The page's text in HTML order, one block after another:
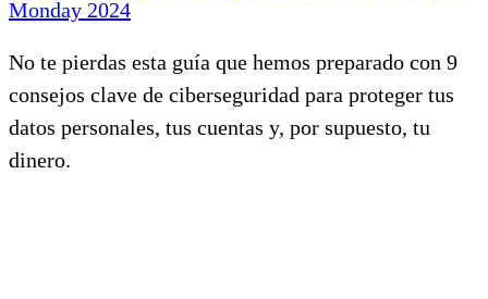
Monday 2024
No te pierdas esta guía que hemos preparado con 9
consejos clave de ciberseguridad para proteger tus
datos personales, tus cuentas y, por supuesto, tu
dinero.